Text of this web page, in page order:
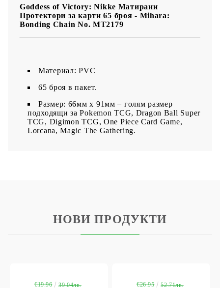
Goddess of Victory: Nikke Матирани
Протектори за карти 65 броя - Mihara:
Bonding Chain No. MT2179
Материал: PVC
65 броя в пакет.
Размер: 66мм х 91мм – голям размер
подходящи за Pokemon TCG, Dragon Ball Super
TCG, Digimon TCG, One Piece Card Game,
Lorcana, Magic The Gathering.
НОВИ ПРОДУКТИ
€19.96 39.04лв. €26.95 52.71лв.